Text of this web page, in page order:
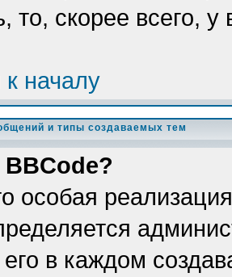
то, скорее всего,
к началу
и типы создаваемых тем
BBCode?
особая
его в каждом